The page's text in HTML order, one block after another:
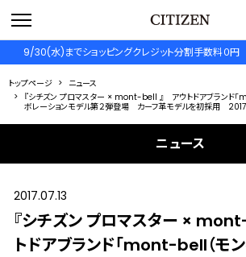
9/30(水)までショッピングクレジット分割手数料０円
トップページ
ニュース
『シチズン プロマスター × mont-bell 』 アウトドアブランド「
ボレーションモデル第２弾登場 カーフ革モデルを初採用 2017
ニュース
2017.07.13
『シチズン プロマスター ×
トドアブランド「mont-bell（モン